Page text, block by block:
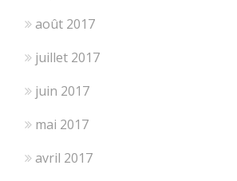
août 2017
juillet 2017
juin 2017
mai 2017
avril 2017